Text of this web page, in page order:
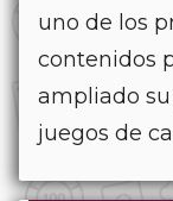
uno de los
contenidos
ampliado
juegos de